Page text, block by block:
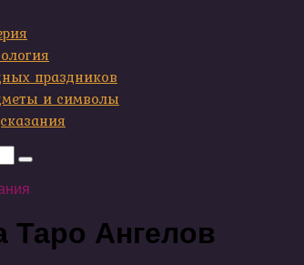
праздников
и символы
Таро Ангелов